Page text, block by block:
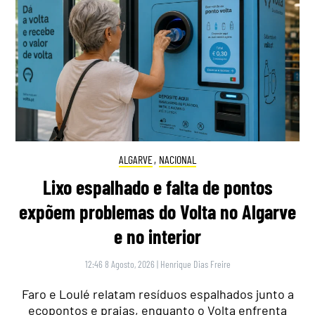
ALGARVE, NACIONAL
Lixo espalhado e falta de pontos
expõem problemas do Volta no Algarve
e no interior
12:46 8 Agosto, 2026 | Henrique Dias Freire
Faro e Loulé relatam resíduos espalhados junto a
ecopontos e praias, enquanto o Volta enfrenta